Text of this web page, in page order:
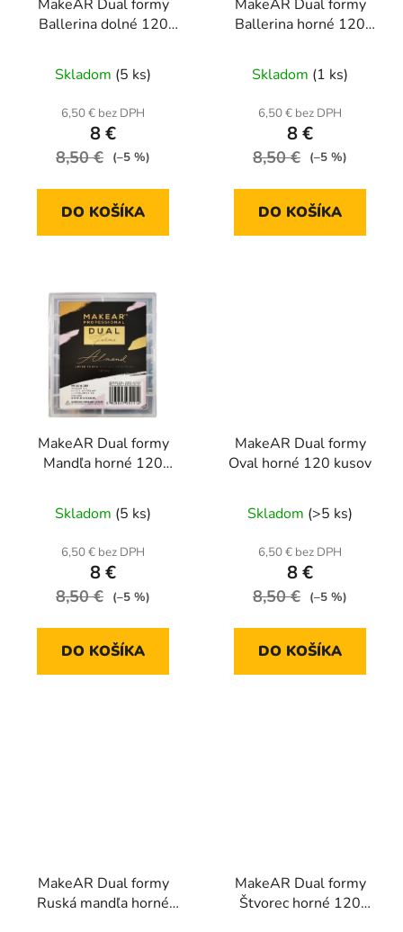
MakeAR Dual formy
Ballerina dolné 120
Skladom (5 ks)
6,50 € bez DPH
8 €
8,50 € (–5 %)
DO KOŠÍKA
MakeAR Dual formy
Ballerina horné 120
Skladom (1 ks)
6,50 € bez DPH
8 €
8,50 € (–5 %)
DO KOŠÍKA
MakeAR Dual formy
Mandľa horné 120
Skladom (5 ks)
6,50 € bez DPH
8 €
8,50 € (–5 %)
DO KOŠÍKA
MakeAR Dual formy
Oval horné 120 kusov
Skladom (>5 ks)
6,50 € bez DPH
8 €
8,50 € (–5 %)
DO KOŠÍKA
MakeAR Dual formy
Ruská mandľa horné
MakeAR Dual formy
Štvorec horné 120